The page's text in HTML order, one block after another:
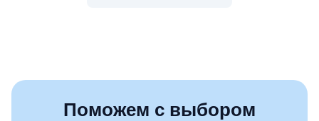
Поможем с выбором